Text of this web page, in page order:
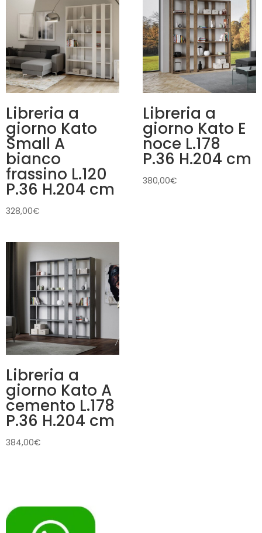
Libreria a
giorno Kato
Small A
bianco
frassino L.120
P.36 H.204 cm
328,00€
Libreria a
giorno Kato E
noce L.178
P.36 H.204 cm
380,00€
Libreria a
giorno Kato A
cemento L.178
P.36 H.204 cm
384,00€